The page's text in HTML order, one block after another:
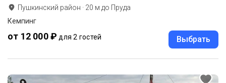
Пушкинский район · 20 м до Пруда
Кемпинг
от 12 000 ₽ для 2 гостей Выбрать